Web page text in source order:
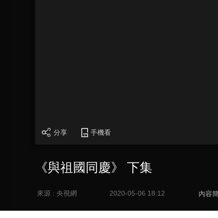
分享 手機看
《與祖國同慶》 下集
來源 : 央視網 2020-05-06 18:12 內容